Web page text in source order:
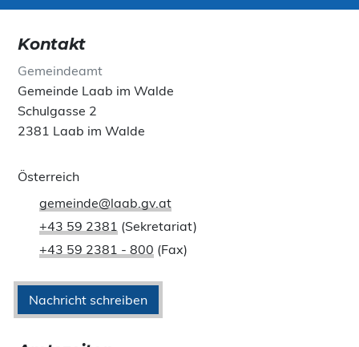
Kontakt
Gemeindeamt
Gemeinde Laab im Walde
Schulgasse 2
2381 Laab im Walde
Österreich
gemeinde@laab.gv.at
+43 59 2381 (Sekretariat)
+43 59 2381 - 800 (Fax)
Nachricht schreiben